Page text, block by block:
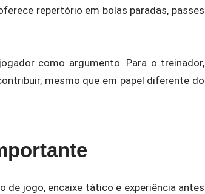
repertório em bolas paradas, passes
como argumento. Para o treinador,
mesmo que em papel diferente do
jogo, encaixe tático e experiência antes